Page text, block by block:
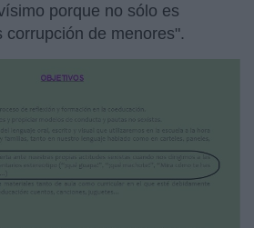
porque no sólo es
corrupción de menores".